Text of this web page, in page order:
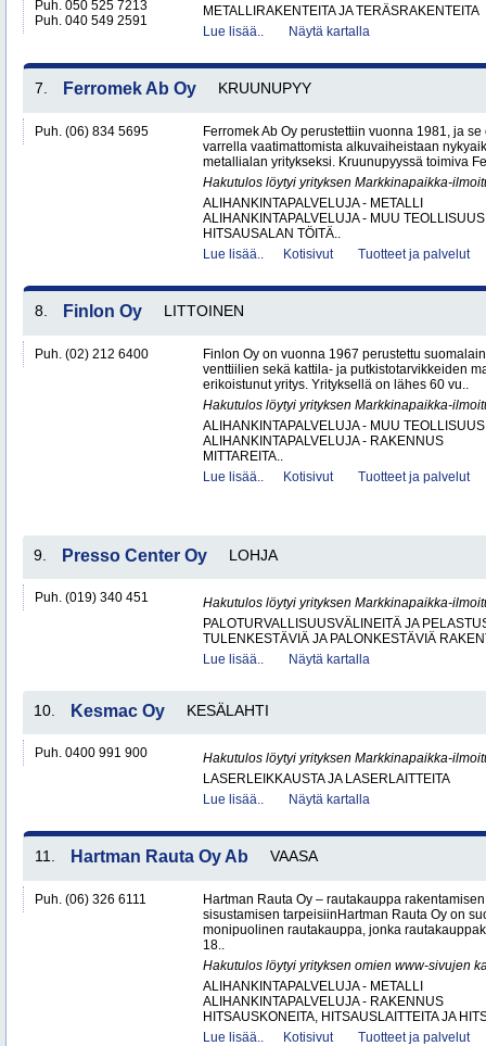
Puh. 050 525 7213
Puh. 040 549 2591
METALLIRAKENTEITA JA TERÄSRAKENTEITA
Lue lisää..
Näytä kartalla
7. Ferromek Ab Oy KRUUNUPYY
Puh. (06) 834 5695
Ferromek Ab Oy perustettiin vuonna 1981, ja
varrella vaatimattomista alkuvaiheistaan
metallialan yritykseksi. Kruunupyyssä toimiva
Hakutulos löytyi yrityksen Markkinapaikka-
ALIHANKINTAPALVELUJA - METALLI
ALIHANKINTAPALVELUJA - MUU TEOLLISUUS
HITSAUSALAN TÖITÄ..
Lue lisää..
Kotisivut Tuotteet ja palvelut
8. Finlon Oy LITTOINEN
Puh. (02) 212 6400
Finlon Oy on vuonna 1967 perustettu
venttiilien sekä kattila- ja putkistotarvikkeiden
erikoistunut yritys. Yrityksellä on lähes 60 vu..
Hakutulos löytyi yrityksen Markkinapaikka-
ALIHANKINTAPALVELUJA - MUU TEOLLISUUS
ALIHANKINTAPALVELUJA - RAKENNUS
MITTAREITA..
Lue lisää..
Kotisivut Tuotteet ja palvelut
9. Presso Center Oy LOHJA
Puh. (019) 340 451
Hakutulos löytyi yrityksen Markkinapaikka-
PALOTURVALLISUUSVÄLINEITÄ JA
TULENKESTÄVIÄ JA PALONKESTÄVIÄ
Lue lisää..
Näytä kartalla
10. Kesmac Oy KESÄLAHTI
Puh. 0400 991 900
Hakutulos löytyi yrityksen Markkinapaikka-
LASERLEIKKAUSTA JA LASERLAITTEITA
Lue lisää..
Näytä kartalla
11. Hartman Rauta Oy Ab VAASA
Puh. (06) 326 6111
Hartman Rauta Oy – rautakauppa
sisustamisen tarpeisiinHartman Rauta Oy on
monipuolinen rautakauppa, jonka
18..
Hakutulos löytyi yrityksen omien www-sivujen
ALIHANKINTAPALVELUJA - METALLI
ALIHANKINTAPALVELUJA - RAKENNUS
HITSAUSKONEITA, HITSAUSLAITTEITA JA
Lue lisää..
Kotisivut Tuotteet ja palvelut